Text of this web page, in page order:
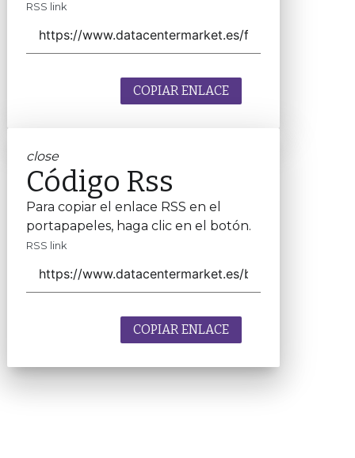
RSS link
COPIAR ENLACE
close
Código Rss
Para copiar el enlace RSS en el
portapapeles, haga clic en el botón.
RSS link
COPIAR ENLACE